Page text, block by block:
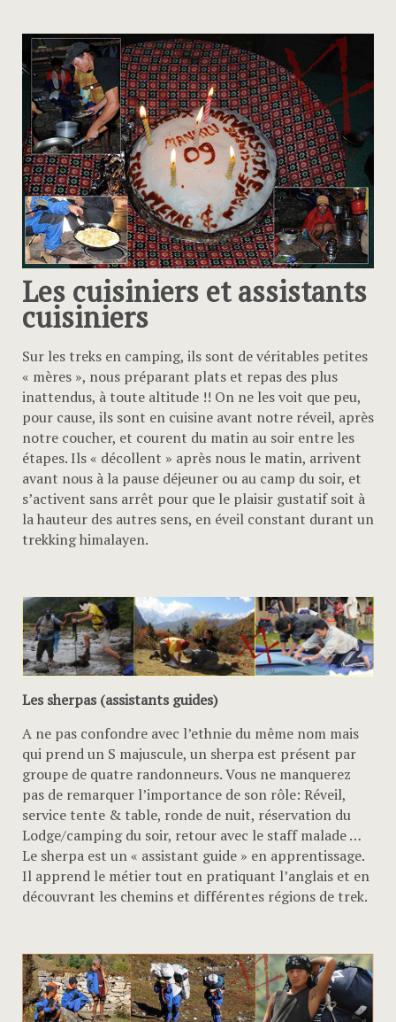
Les cuisiniers et assistants
cuisiniers
Sur les treks en camping, ils sont de véritables petites
« mères », nous préparant plats et repas des plus
inattendus, à toute altitude !! On ne les voit que peu,
pour cause, ils sont en cuisine avant notre réveil, après
notre coucher, et courent du matin au soir entre les
étapes. Ils « décollent » après nous le matin, arrivent
avant nous à la pause déjeuner ou au camp du soir, et
s’activent sans arrêt pour que le plaisir gustatif soit à
la hauteur des autres sens, en éveil constant durant un
trekking himalayen.
Les sherpas (assistants guides)
A ne pas confondre avec l’ethnie du même nom mais
qui prend un S majuscule, un sherpa est présent par
groupe de quatre randonneurs. Vous ne manquerez
pas de remarquer l’importance de son rôle: Réveil,
service tente & table, ronde de nuit, réservation du
Lodge/camping du soir, retour avec le staff malade …
Le sherpa est un « assistant guide » en apprentissage.
Il apprend le métier tout en pratiquant l’anglais et en
découvrant les chemins et différentes régions de trek.